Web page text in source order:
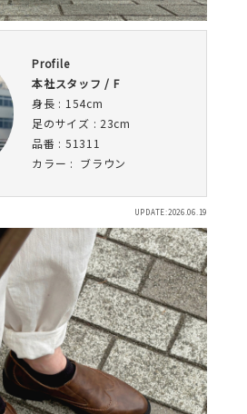
Profile
本社スタッフ / F
身長 : 154cm
足のサイズ : 23cm
品番 : 51311
カラー : ブラウン
UPDATE:2026.06.19